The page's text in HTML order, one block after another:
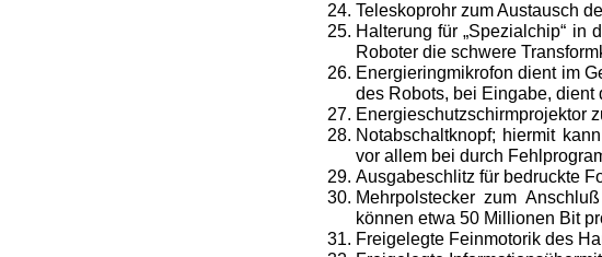
Teleskoprohr zum Austausch
Halterung für „Spezialchip“
Roboter die schwere
Energieringmikrofon dient im
des Robots, bei Eingabe, dient
Energieschutzschirmprojektor
Notabschaltknopf; hiermit
vor allem bei durch
Ausgabeschlitz für bedruckte
Mehrpolstecker zum
können etwa 50 Millionen Bit
Freigelegte Feinmotorik des